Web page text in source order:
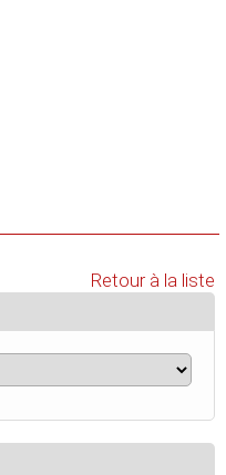
Retour à la liste